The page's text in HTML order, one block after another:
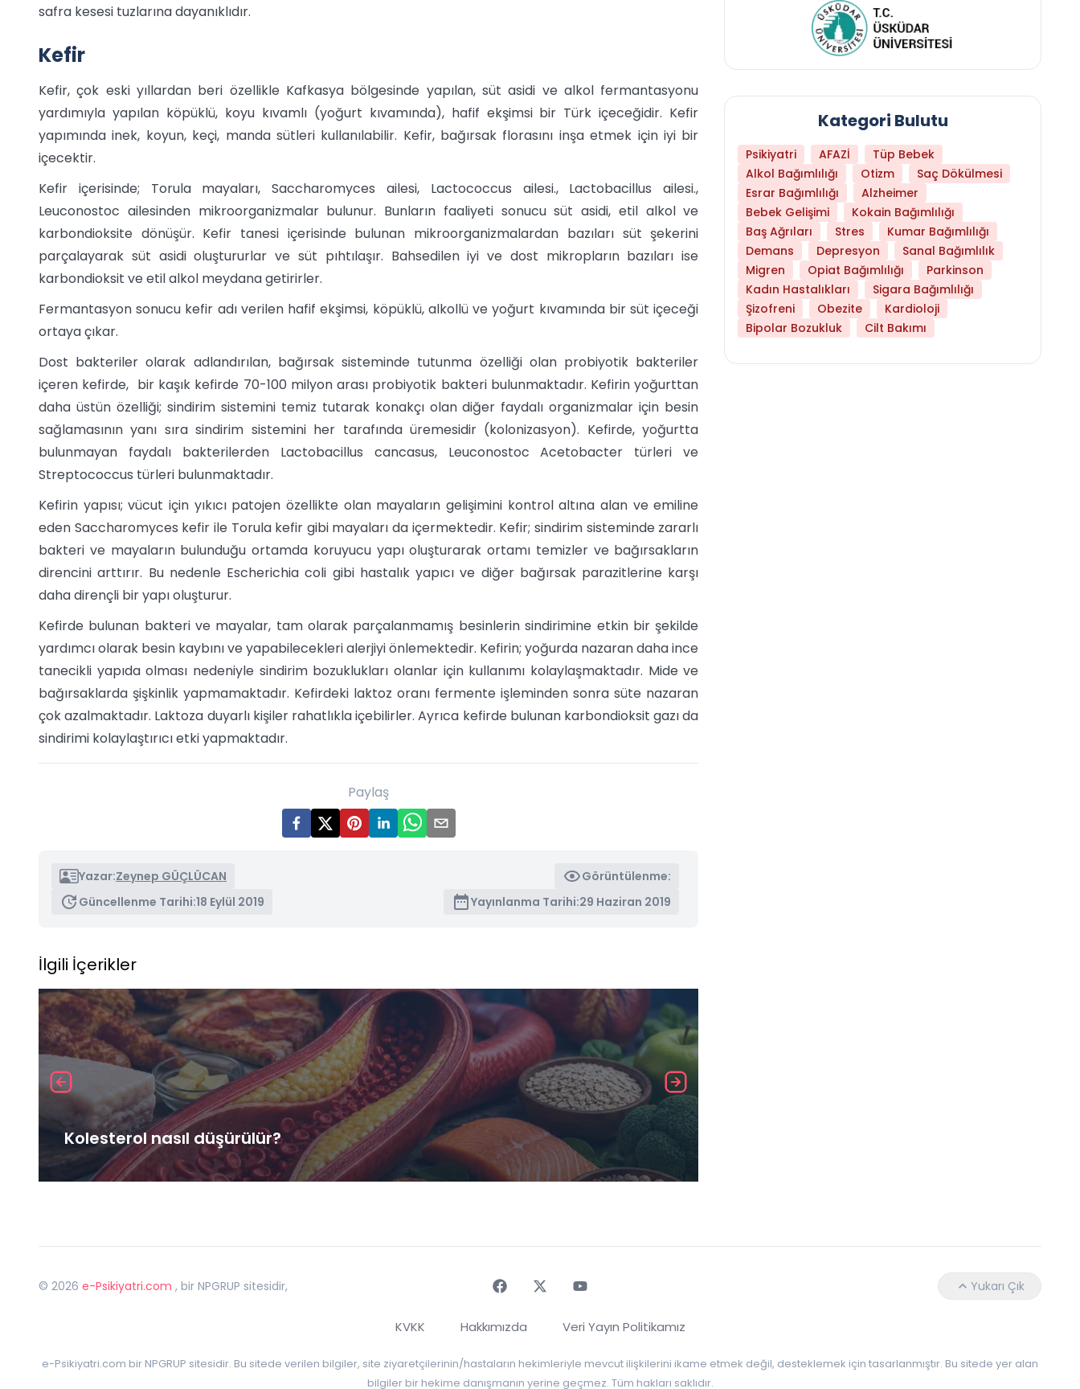
safra kesesi tuzlarına dayanıklıdır.
Kefir
Kefir, çok eski yıllardan beri özellikle Kafkasya bölgesinde yapılan, süt asidi ve alkol fermantasyonu
yardımıyla yapılan köpüklü, koyu kıvamlı (yoğurt kıvamında), hafif ekşimsi bir Türk içeceğidir. Kefir
yapımında inek, koyun, keçi, manda sütleri kullanılabilir. Kefir, bağırsak florasını inşa etmek için iyi bir
içecektir.
Kefir içerisinde; Torula mayaları, Saccharomyces ailesi, Lactococcus ailesi., Lactobacillus ailesi.,
Leuconostoc ailesinden mikroorganizmalar bulunur. Bunların faaliyeti sonucu süt asidi, etil alkol ve
karbondioksite dönüşür. Kefir tanesi içerisinde bulunan mikroorganizmalardan bazıları süt şekerini
parçalayarak süt asidi oluştururlar ve süt pıhtılaşır. Bahsedilen iyi ve dost mikropların bazıları ise
karbondioksit ve etil alkol meydana getirirler.
Fermantasyon sonucu kefir adı verilen hafif ekşimsi, köpüklü, alkollü ve yoğurt kıvamında bir süt içeceği
ortaya çıkar.
Dost bakteriler olarak adlandırılan, bağırsak sisteminde tutunma özelliği olan probiyotik bakteriler
içeren kefirde, bir kaşık kefirde 70-100 milyon arası probiyotik bakteri bulunmaktadır. Kefirin yoğurttan
daha üstün özelliği; sindirim sistemini temiz tutarak konakçı olan diğer faydalı organizmalar için besin
sağlamasının yanı sıra sindirim sistemini her tarafında üremesidir (kolonizasyon). Kefirde, yoğurtta
bulunmayan faydalı bakterilerden Lactobacillus cancasus, Leuconostoc Acetobacter türleri ve
Streptococcus türleri bulunmaktadır.
Kefirin yapısı; vücut için yıkıcı patojen özellikte olan mayaların gelişimini kontrol altına alan ve emiline
eden Saccharomyces kefir ile Torula kefir gibi mayaları da içermektedir. Kefir; sindirim sisteminde zararlı
bakteri ve mayaların bulunduğu ortamda koruyucu yapı oluşturarak ortamı temizler ve bağırsakların
direncini arttırır. Bu nedenle Escherichia coli gibi hastalık yapıcı ve diğer bağırsak parazitlerine karşı
daha dirençli bir yapı oluşturur.
Kefirde bulunan bakteri ve mayalar, tam olarak parçalanmamış besinlerin sindirimine etkin bir şekilde
yardımcı olarak besin kaybını ve yapabilecekleri alerjiyi önlemektedir. Kefirin; yoğurda nazaran daha ince
tanecikli yapıda olması nedeniyle sindirim bozuklukları olanlar için kullanımı kolaylaşmaktadır. Mide ve
bağırsaklarda şişkinlik yapmamaktadır. Kefirdeki laktoz oranı fermente işleminden sonra süte nazaran
çok azalmaktadır. Laktoza duyarlı kişiler rahatlıkla içebilirler. Ayrıca kefirde bulunan karbondioksit gazı da
sindirimi kolaylaştırıcı etki yapmaktadır.
Paylaş
Yazar:Zeynep GÜÇLÜCAN
Görüntülenme:
Güncellenme Tarihi:18 Eylül 2019 Yayınlanma Tarihi:29 Haziran 2019
İlgili İçerikler
Kolesterol nasıl düşürülür?
Kategori Bulutu
Psikiyatri AFAZİ
Tüp Bebek
Alkol Bağımlılığı
Otizm
Saç Dökülmesi
Esrar Bağımlılığı
Alzheimer
Bebek Gelişimi
Kokain Bağımlılığı
Baş Ağrıları
Stres
Kumar Bağımlılığı
Demans
Depresyon
Sanal Bağımlılık
Migren
Opiat Bağımlılığı
Parkinson
Kadın Hastalıkları
Sigara Bağımlılığı
Şizofreni
Obezite
Kardioloji
Bipolar Bozukluk
Cilt Bakımı
© 2026 e-Psikiyatri.com , bir NPGRUP sitesidir, Yukarı Çık
KVKK Hakkımızda Veri Yayın Politikamız
e-Psikiyatri.com bir NPGRUP sitesidir. Bu sitede verilen bilgiler, site ziyaretçilerinin/hastaların hekimleriyle mevcut ilişkilerini ikame etmek değil, desteklemek için tasarlanmıştır. Bu sitede yer alan
bilgiler bir hekime danışmanın yerine geçmez. Tüm hakları saklıdır.